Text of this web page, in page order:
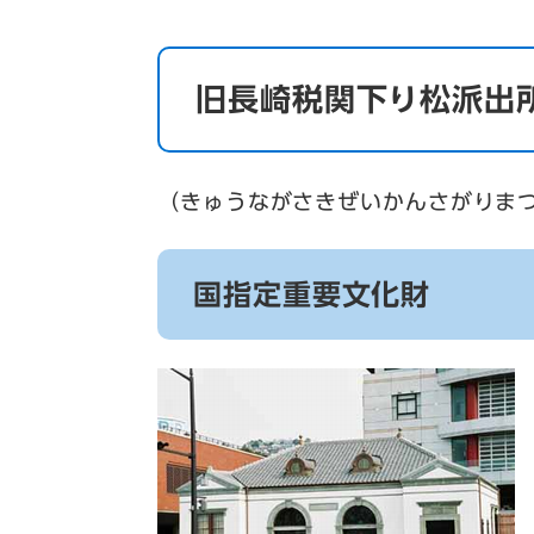
旧長崎税関下り松派出
（きゅうながさきぜいかんさがりま
国指定重要文化財